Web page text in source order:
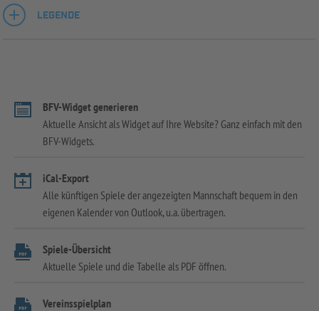
LEGENDE
BFV-Widget generieren
Aktuelle Ansicht als Widget auf Ihre Website? Ganz einfach mit den
BFV-Widgets.
iCal-Export
Alle künftigen Spiele der angezeigten Mannschaft bequem in den
eigenen Kalender von Outlook, u.a. übertragen.
Spiele-Übersicht
Aktuelle Spiele und die Tabelle als PDF öffnen.
Vereinsspielplan